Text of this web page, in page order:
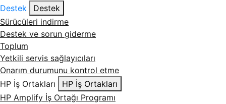
Destek
Destek
Sürücüleri indirme
Destek ve sorun giderme
Toplum
Yetkili servis sağlayıcıları
Onarım durumunu kontrol etme
HP İş Ortakları
HP İş Ortakları
HP Amplify İş Ortağı Programı